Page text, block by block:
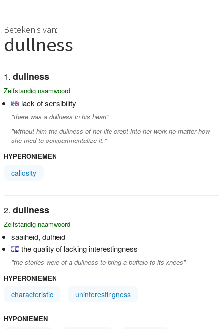
Betekenis van:
dullness
dullness
Zelfstandig naamwoord
lack of sensibility
"there was a dullness in his heart"
"without him the dullness of her life crept into her work no matter how
she tried to compartmentalize it."
HYPERONIEMEN
callosity
dullness
Zelfstandig naamwoord
saaiheid, dufheid
the quality of lacking interestingness
"the stories were of a dullness to bring a buffalo to its knees"
HYPERONIEMEN
characteristic uninterestingness
HYPONIEMEN